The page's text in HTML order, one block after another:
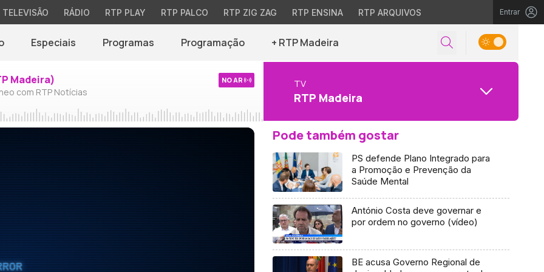
TELEVISÃO RÁDIO RTP PLAY RTP PALCO RTP ZIG ZAG RTP ENSINA RTP ARQUIVOS Entrar
Especiais Programas Programação + RTP Madeira
Madeira)
com RTP Notícias
NO AR TV
RTP Madeira
Pode também gostar
PS defende Plano Integrado para
a Promoção e Prevenção da
Saúde Mental
António Costa deve governar e
por ordem no governo (vídeo)
BE acusa Governo Regional de